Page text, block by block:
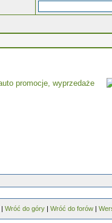
| Wróć do góry | Wróć do forów |